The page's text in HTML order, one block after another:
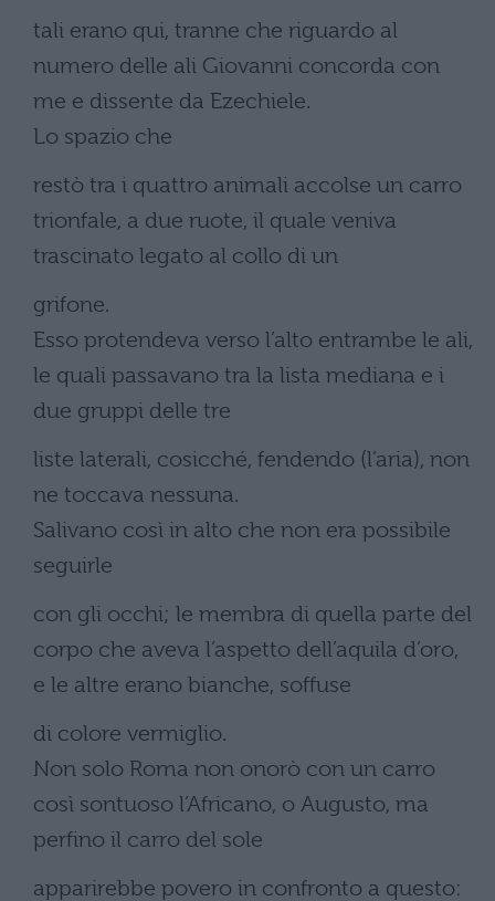
tali erano qui, tranne che riguardo al
numero delle ali Giovanni concorda con
me e dissente da Ezechiele.
Lo spazio che
restò tra i quattro animali accolse un carro
trionfale, a due ruote, il quale veniva
trascinato legato al collo di un
grifone.
Esso protendeva verso l’alto entrambe le ali,
le quali passavano tra la lista mediana e i
due gruppi delle tre
liste laterali, cosicché, fendendo (l’aria), non
ne toccava nessuna.
Salivano così in alto che non era possibile
seguirle
con gli occhi; le membra di quella parte del
corpo che aveva l’aspetto dell’aquila d’oro,
e le altre erano bianche, soffuse
di colore vermiglio.
Non solo Roma non onorò con un carro
così sontuoso l’Africano, o Augusto, ma
perfino il carro del sole
apparirebbe povero in confronto a questo: